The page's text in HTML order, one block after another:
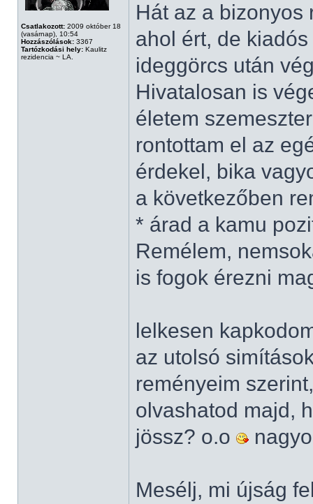
Csatlakozott: 2009 október 18
(vasárnap), 10:54
Hozzászólások: 3367
Tartózkodási hely: Kaulitz
rezidencia ~ LA.
Hát az a bizonyos
ahol ért, de
ideggörcs után
Hivatalosan is
életem
rontottam el az
érdekel, bika
a következőben
* árad a kamu
Remélem,
is fogok érezni
lelkesen
az utolsó
reményeim
olvashatod majd,
jössz? o.o
Mesélj, mi újság